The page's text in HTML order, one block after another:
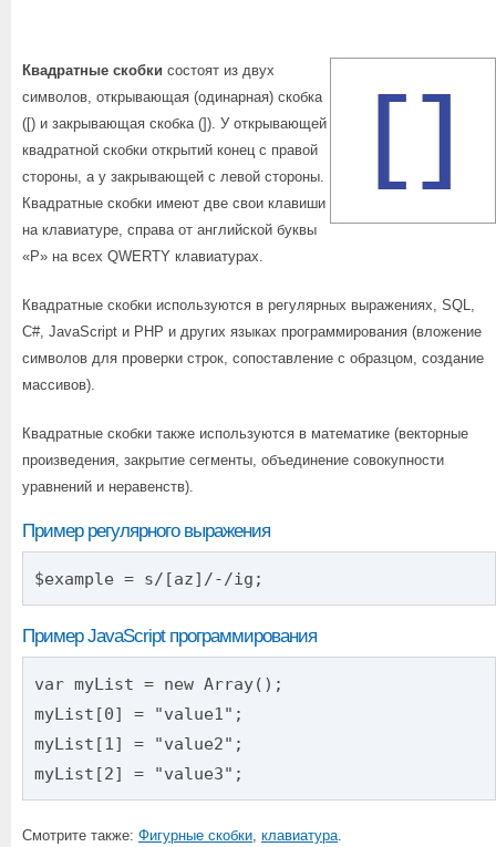
Квадратные скобки состоят из двух
символов, открывающая (одинарная) скобка
([) и закрывающая скобка (]). У открывающей
квадратной скобки открытий конец с правой
стороны, а у закрывающей с левой стороны.
Квадратные скобки имеют две свои клавиши
на клавиатуре, справа от английской буквы
«P» на всех QWERTY клавиатурах.
Квадратные скобки используются в регулярных выражениях, SQL,
C#, JavaScript и PHP и других языках программирования (вложение
символов для проверки строк, сопоставление с образцом, создание
массивов).
Квадратные скобки также используются в математике (векторные
произведения, закрытие сегменты, объединение совокупности
уравнений и неравенств).
Пример регулярного выражения
$example = s/[az]/-/ig;
Пример JavaScript программирования
var myList = new Array();
myList[0] = "value1";
myList[1] = "value2";
myList[2] = "value3";
Смотрите также: Фигурные скобки, клавиатура.